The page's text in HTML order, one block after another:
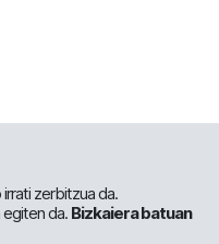
zerbitzua da.
da. Bizkaiera batuan